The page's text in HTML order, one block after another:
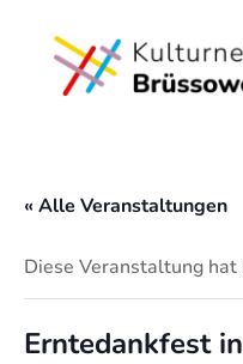
« Alle Veranstaltungen
Diese Veranstaltung
Erntedankfest